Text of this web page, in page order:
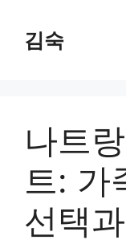
content
김숙
나트
트: 가
선택